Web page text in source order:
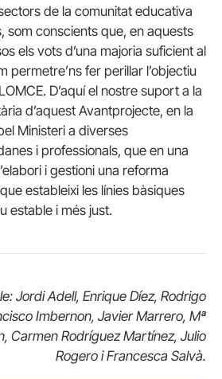
de la comunitat educativa
som conscients que, en aquests
els vots d’una majoria suficient al
permetre’ns fer perillar l’objectiu
D’aquí el nostre suport a la
d’aquest Avantprojecte, en la
Ministeri a diverses
i professionals, que en una
i gestioni una reforma
estableixi les línies bàsiques
estable i més just.
Jordi Adell, Enrique Díez, Rodrigo
Imbernon, Javier Marrero, Mª
Carmen Rodríguez Martínez, Julio
Rogero i Francesca Salvà.